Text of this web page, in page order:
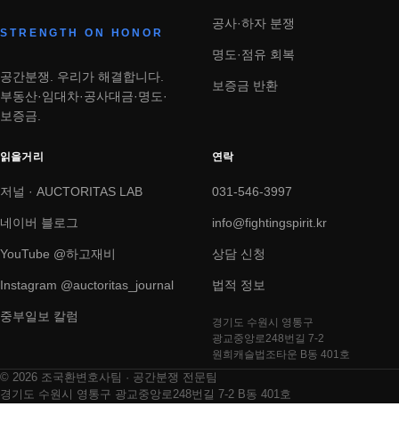
STRENGTH ON HONOR
공간분쟁. 우리가 해결합니다.
부동산·임대차·공사대금·명도·
보증금.
공사·하자 분쟁
명도·점유 회복
보증금 반환
읽을거리
저널 · AUCTORITAS LAB
네이버 블로그
YouTube @하고재비
Instagram @auctoritas_journal
중부일보 칼럼
연락
031-546-3997
info@fightingspirit.kr
상담 신청
법적 정보
경기도 수원시 영통구
광교중앙로248번길 7-2
원희캐슬법조타운 B동 401호
© 2026 조국환변호사팀 · 공간분쟁 전문팀
경기도 수원시 영통구 광교중앙로248번길 7-2 B동 401호